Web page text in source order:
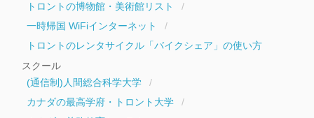
トロントの博物館・美術館リスト
一時帰国 WiFiインターネット
トロントのレンタサイクル「バイクシェア」の使い方
スクール
(通信制)人間総合科学大学
カナダの最高学府・トロント大学